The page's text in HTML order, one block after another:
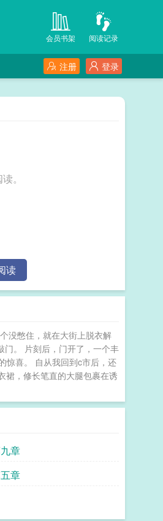
阅读记录
会员书架
登录
注册
。
读
没憋住，就在大街上脱衣解
门。 片刻后，门开了，一个丰
惊喜。 自从我回到c市后，还
裙，修长笔直的大腿包裹在诱
章
章